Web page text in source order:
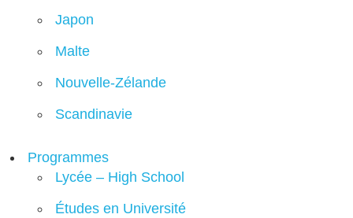
Japon
Malte
Nouvelle-Zélande
Scandinavie
Programmes
Lycée – High School
Études en Université